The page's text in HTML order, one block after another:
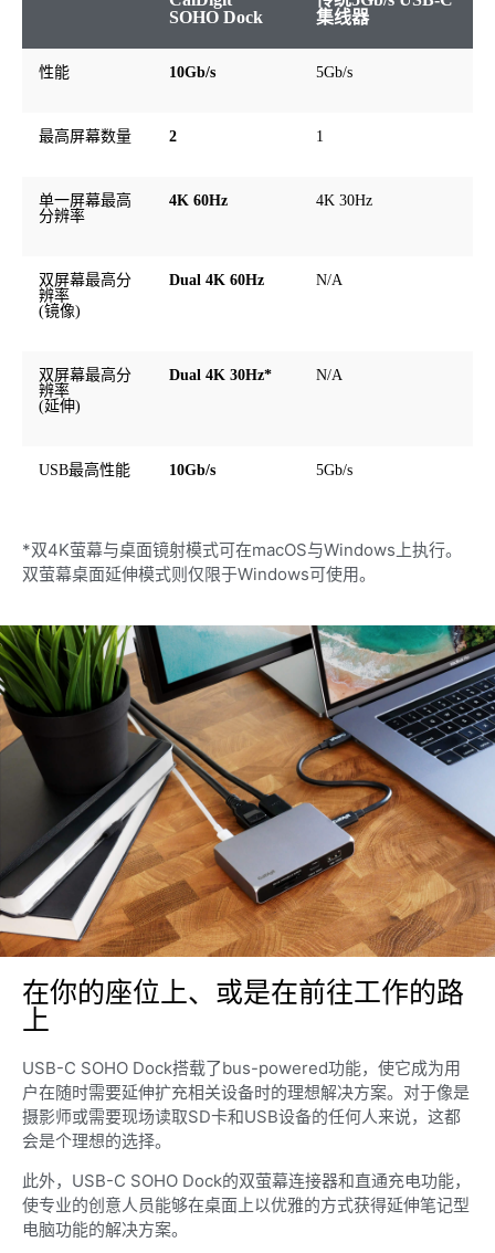
SOHO Dock
集线器
性能 10Gb/s 5Gb/s
最高屏幕数量 2 1
单一屏幕最高
分辨率
4K 60Hz 4K 30Hz
双屏幕最高分
辨率
(镜像)
Dual 4K 60Hz N/A
双屏幕最高分
辨率
(延伸)
Dual 4K 30Hz* N/A
USB最高性能 10Gb/s 5Gb/s
*双4K萤幕与桌面镜射模式可在macOS与Windows上执行。
双萤幕桌面延伸模式则仅限于Windows可使用。
在你的座位上、或是在前往工作的路
上
USB-C SOHO Dock搭载了bus-powered功能，使它成为用
户在随时需要延伸扩充相关设备时的理想解决方案。对于像是
摄影师或需要现场读取SD卡和USB设备的任何人来说，这都
会是个理想的选择。
此外，USB-C SOHO Dock的双萤幕连接器和直通充电功能，
使专业的创意人员能够在桌面上以优雅的方式获得延伸笔记型
电脑功能的解决方案。